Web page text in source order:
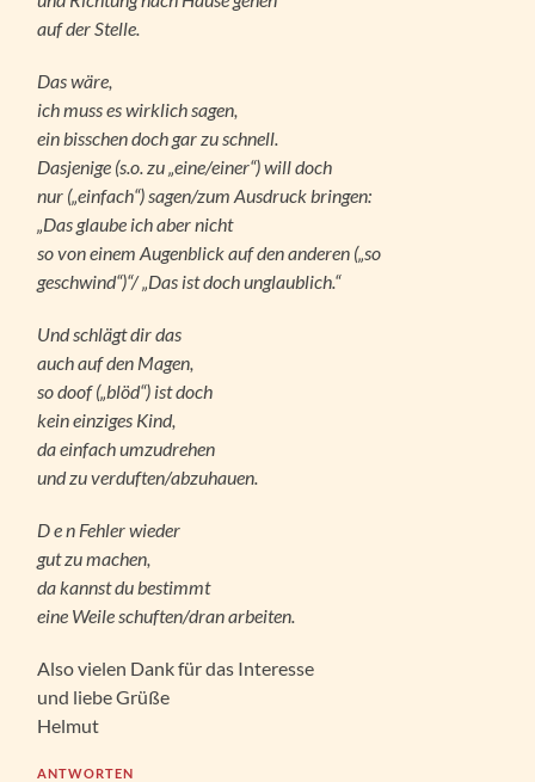
auf der Stelle.
Das wäre,
ich muss es wirklich sagen,
ein bisschen doch gar zu schnell.
Dasjenige (s.o. zu „eine/einer“) will doch
nur („einfach“) sagen/zum Ausdruck bringen:
„Das glaube ich aber nicht
so von einem Augenblick auf den anderen („so
geschwind“)“/ „Das ist doch unglaublich.“
Und schlägt dir das
auch auf den Magen,
so doof („blöd“) ist doch
kein einziges Kind,
da einfach umzudrehen
und zu verduften/abzuhauen.
D e n Fehler wieder
gut zu machen,
da kannst du bestimmt
eine Weile schuften/dran arbeiten.
Also vielen Dank für das Interesse
und liebe Grüße
Helmut
ANTWORTEN